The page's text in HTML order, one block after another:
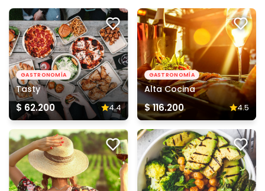
GASTRONOMÍA
Tasty
$ 62.200 4.4
GASTRONOMÍA
Alta Cocina
$ 116.200 4.5